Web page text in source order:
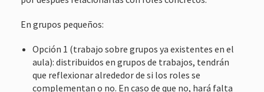
En grupos pequeños:
Opción 1 (trabajo sobre grupos ya existentes en el
aula): distribuidos en grupos de trabajos, tendrán
que reflexionar alrededor de si los roles se
complementan o no. En caso de que no, hará falta